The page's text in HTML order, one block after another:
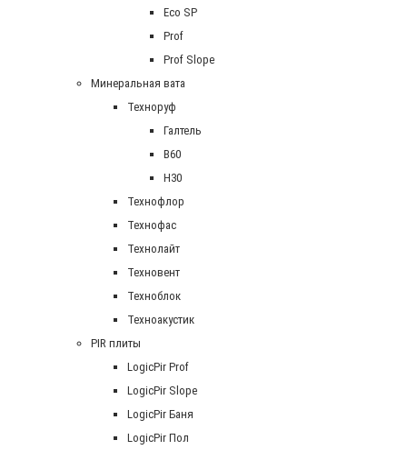
Eco SP
Prof
Prof Slope
Минеральная вата
Техноруф
Галтель
В60
Н30
Технофлор
Технофас
Технолайт
Техновент
Техноблок
Техноакустик
PIR плиты
LogicPir Prof
LogicPir Slope
LogicPir Баня
LogicPir Пол